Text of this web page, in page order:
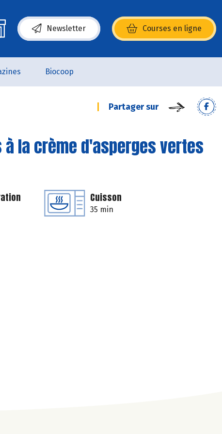
Newsletter Courses en ligne
(s’ouvre dans une nouvelle fenêtre)
Biocoop
Partager sur
à la crème d'asperges vertes
Cuisson
35 min